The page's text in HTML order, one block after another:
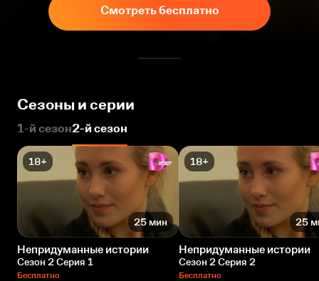
Смотреть бесплатно
Сезоны и серии
1-й сезон2-й сезон
18+
25 мин
Непридуманные истории
Сезон 2 Серия 1
Бесплатно
18+
25
Непридуманные истории
Сезон 2 Серия 2
Бесплатно